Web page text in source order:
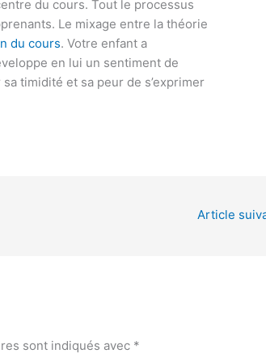
du cours. Tout le processus
Le mixage entre la théorie
du cours. Votre enfant a
en lui un sentiment de
timidité et sa peur de s’exprimer
Article
sont indiqués avec *